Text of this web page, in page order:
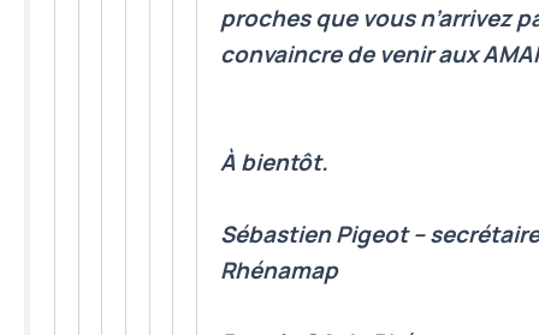
proches que vous n’arrivez
convaincre de venir aux
À bientôt.
Sébastien Pigeot –
Rhénamap